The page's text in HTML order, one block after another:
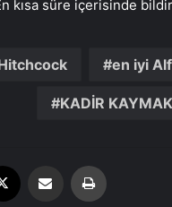
kısa süre içerisinde
en iyi
KADİR
Email'den paylaş